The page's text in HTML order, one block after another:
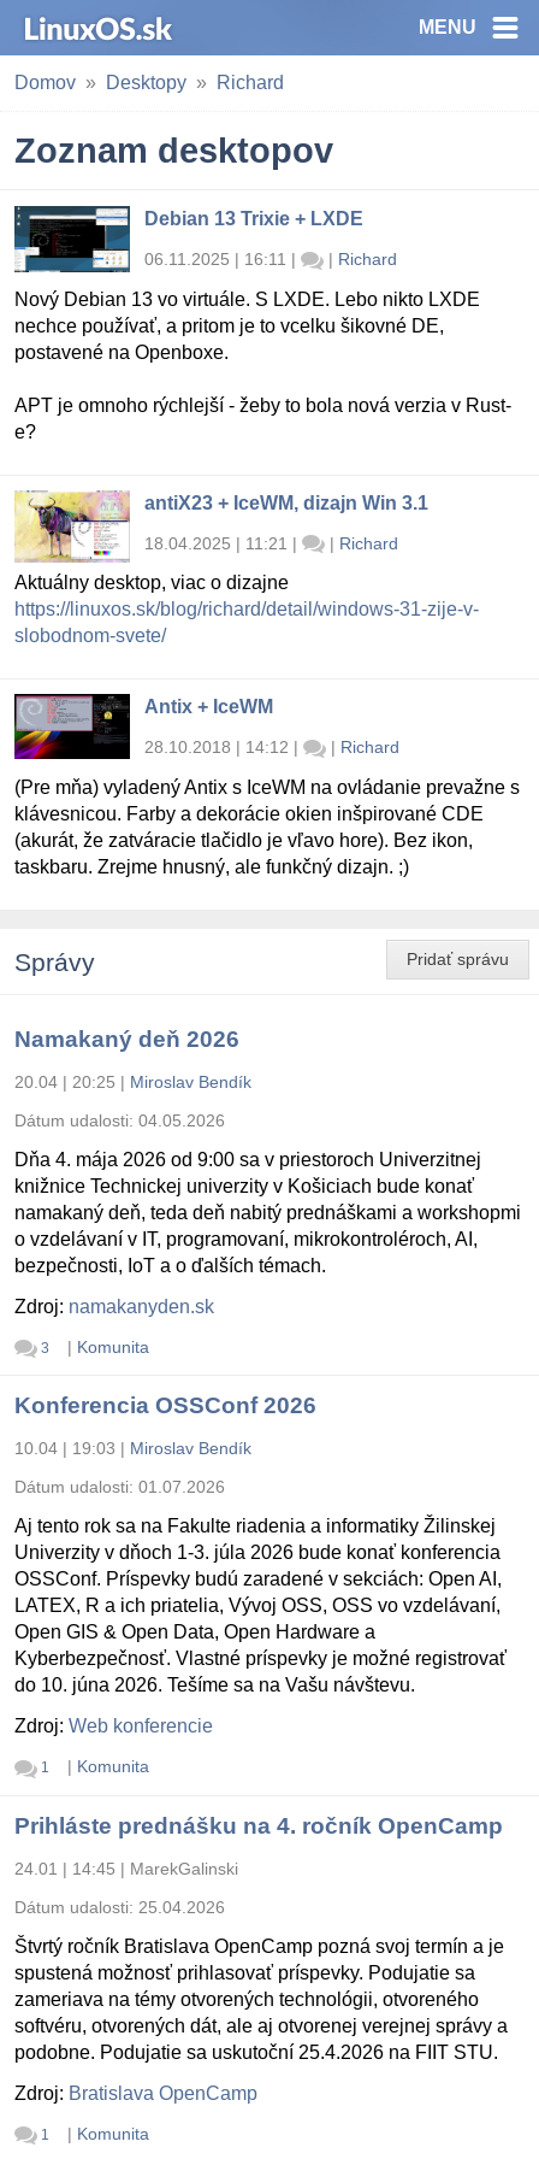
MENU
Domov Desktopy Richard
Zoznam desktopov
Debian 13 Trixie + LXDE
06.11.2025 | 16:11 | | Richard
Nový Debian 13 vo virtuále. S LXDE. Lebo nikto LXDE
nechce používať, a pritom je to vcelku šikovné DE,
postavené na Openboxe.
APT je omnoho rýchlejší - žeby to bola nová verzia v Rust-
e?
antiX23 + IceWM, dizajn Win 3.1
18.04.2025 | 11:21 | | Richard
Aktuálny desktop, viac o dizajne
https://linuxos.sk/blog/richard/detail/windows-31-zije-v-
slobodnom-svete/
Antix + IceWM
28.10.2018 | 14:12 | | Richard
(Pre mňa) vyladený Antix s IceWM na ovládanie prevažne s
klávesnicou. Farby a dekorácie okien inšpirované CDE
(akurát, že zatváracie tlačidlo je vľavo hore). Bez ikon,
taskbaru. Zrejme hnusný, ale funkčný dizajn. ;)
Pridať správu
Správy
Namakaný deň 2026
20.04 | 20:25 | Miroslav Bendík
Dátum udalosti: 04.05.2026
Dňa 4. mája 2026 od 9:00 sa v priestoroch Univerzitnej
knižnice Technickej univerzity v Košiciach bude konať
namakaný deň, teda deň nabitý prednáškami a workshopmi
o vzdelávaní v IT, programovaní, mikrokontroléroch, AI,
bezpečnosti, IoT a o ďalších témach.
Zdroj: namakanyden.sk
3 | Komunita
Konferencia OSSConf 2026
10.04 | 19:03 | Miroslav Bendík
Dátum udalosti: 01.07.2026
Aj tento rok sa na Fakulte riadenia a informatiky Žilinskej
Univerzity v dňoch 1-3. júla 2026 bude konať konferencia
OSSConf. Príspevky budú zaradené v sekciách: Open AI,
LATEX, R a ich priatelia, Vývoj OSS, OSS vo vzdelávaní,
Open GIS & Open Data, Open Hardware a
Kyberbezpečnosť. Vlastné príspevky je možné registrovať
do 10. júna 2026. Tešíme sa na Vašu návštevu.
Zdroj: Web konferencie
1 | Komunita
Prihláste prednášku na 4. ročník OpenCamp
24.01 | 14:45 | MarekGalinski
Dátum udalosti: 25.04.2026
Štvrtý ročník Bratislava OpenCamp pozná svoj termín a je
spustená možnosť prihlasovať príspevky. Podujatie sa
zameriava na témy otvorených technológii, otvoreného
softvéru, otvorených dát, ale aj otvorenej verejnej správy a
podobne. Podujatie sa uskutoční 25.4.2026 na FIIT STU.
Zdroj: Bratislava OpenCamp
1 | Komunita